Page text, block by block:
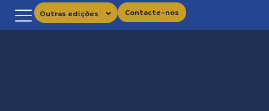
Outras edições Contacte-nos